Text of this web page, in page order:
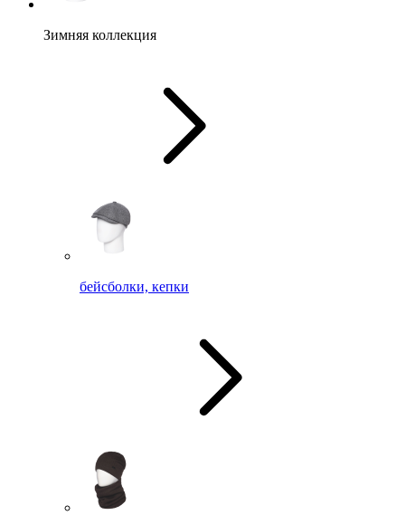
Зимняя коллекция
бейсболки, кепки